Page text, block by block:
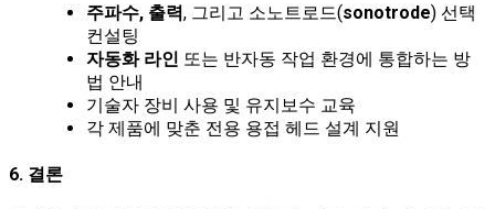
주파수, 출력, 그리고 소노트로드(sonotrode) 선택
컨설팅
자동화 라인 또는 반자동 작업 환경에 통합하는 방
법 안내
기술자 장비 사용 및 유지보수 교육
각 제품에 맞춘 전용 용접 헤드 설계 지원
6. 결론